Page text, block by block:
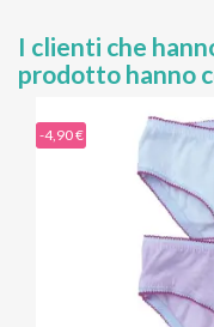
I clienti che
prodotto hanno
-4,90 €